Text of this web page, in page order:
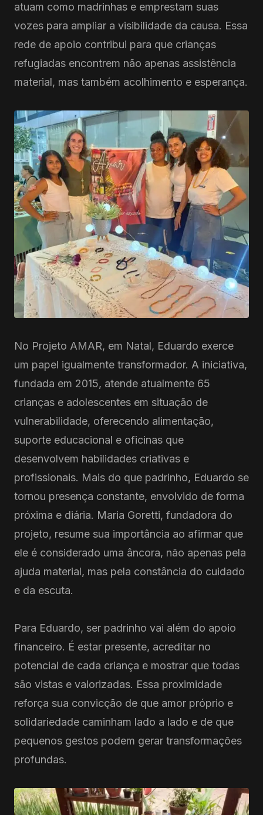
atuam como madrinhas e emprestam suas
vozes para ampliar a visibilidade da causa. Essa
rede de apoio contribui para que crianças
refugiadas encontrem não apenas assistência
material, mas também acolhimento e esperança.
No Projeto AMAR, em Natal, Eduardo exerce
um papel igualmente transformador. A iniciativa,
fundada em 2015, atende atualmente 65
crianças e adolescentes em situação de
vulnerabilidade, oferecendo alimentação,
suporte educacional e oficinas que
desenvolvem habilidades criativas e
profissionais. Mais do que padrinho, Eduardo se
tornou presença constante, envolvido de forma
próxima e diária. Maria Goretti, fundadora do
projeto, resume sua importância ao afirmar que
ele é considerado uma âncora, não apenas pela
ajuda material, mas pela constância do cuidado
e da escuta.
Para Eduardo, ser padrinho vai além do apoio
financeiro. É estar presente, acreditar no
potencial de cada criança e mostrar que todas
são vistas e valorizadas. Essa proximidade
reforça sua convicção de que amor próprio e
solidariedade caminham lado a lado e de que
pequenos gestos podem gerar transformações
profundas.